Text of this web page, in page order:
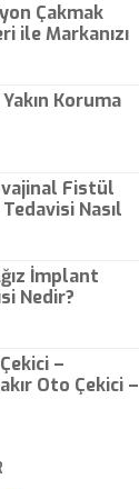
Çakmak
ile Markanızı
Koruma
Fistül
Nasıl
İmplant
Nedir?
–
Oto Çekici –